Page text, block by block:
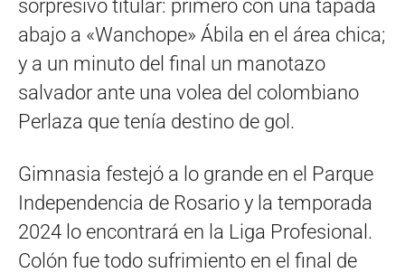
sorpresivo titular: primero con una tapada
abajo a «Wanchope» Ábila en el área chica;
y a un minuto del final un manotazo
salvador ante una volea del colombiano
Perlaza que tenía destino de gol.
Gimnasia festejó a lo grande en el Parque
Independencia de Rosario y la temporada
2024 lo encontrará en la Liga Profesional.
Colón fue todo sufrimiento en el final de